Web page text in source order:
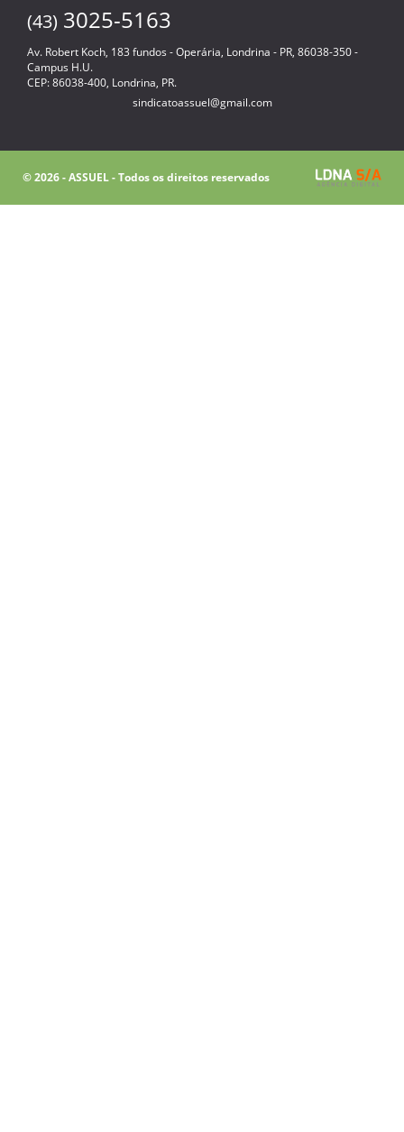
(43) 3025-5163
Av. Robert Koch, 183 fundos - Operária, Londrina - PR, 86038-350 -
Campus H.U.
CEP: 86038-400, Londrina, PR.
sindicatoassuel@gmail.com
© 2026 - ASSUEL - Todos os direitos reservados